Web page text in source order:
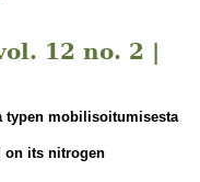
12 no. 2 |
typen mobilisoitumisesta
on its nitrogen